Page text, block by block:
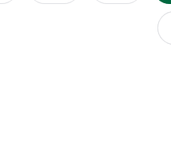
Portal Fuxico do